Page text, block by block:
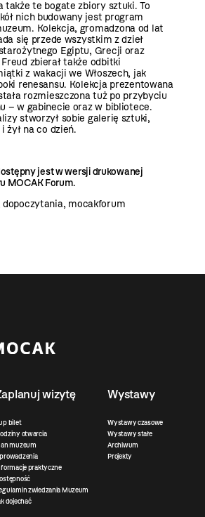
także te bogate zbiory sztuki. To
nich budowany jest program
Kolekcja, gromadzona od lat
się przede wszystkim z dzieł
Egiptu, Grecji oraz
zbierał także odbitki
z wakacji we Włoszech, jak
renesansu. Kolekcja prezentowana
rozmieszczona tuż po przybyciu
– w gabinecie oraz w bibliotece.
stworzył sobie galerię sztuki,
żył na co dzień.
jest w wersji drukowanej
MOCAK Forum.
dopoczytania, mocakforum
wizytę
bilet
otwarcia
muzeum
praktyczne
zwiedzania Muzeum
dojechać
Wystawy
Wystawy czasowe
Wystawy stałe
Archiwum
Projekty